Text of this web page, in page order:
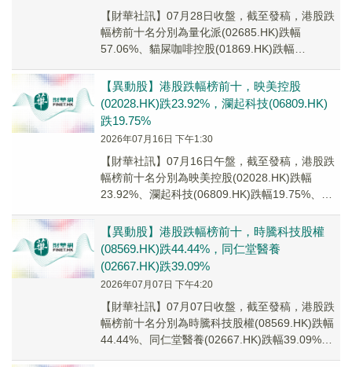
【財華社訊】07月28日收盤，截至發稿，港股跌
幅榜前十名分別為量化派(02685.HK)跌幅
57.06%、貓屎咖啡控股(01869.HK)跌幅
【異動股】港股跌幅榜前十，映美控股
(02028.HK)跌23.92%，瀾起科技(06809.HK)
跌19.75%
2026年07月16日 下午1:30
【財華社訊】07月16日午盤，截至發稿，港股跌
幅榜前十名分別為映美控股(02028.HK)跌幅
23.92%、瀾起科技(06809.HK)跌幅19.75%、萬
【異動股】港股跌幅榜前十，時騰科技股權
(08569.HK)跌44.44%，同仁堂醫養
(02667.HK)跌39.09%
2026年07月07日 下午4:20
【財華社訊】07月07日收盤，截至發稿，港股跌
幅榜前十名分別為時騰科技股權(08569.HK)跌幅
44.44%、同仁堂醫養(02667.HK)跌幅39.09%、